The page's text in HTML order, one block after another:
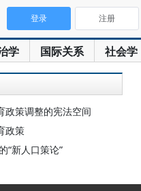
学 国际关系 社会学
登录 注册
政策调整的宪法空间
政策
“新人口策论”